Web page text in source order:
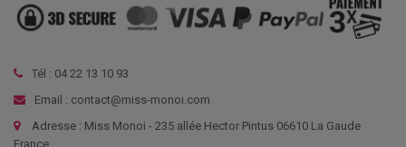
Tél : 04 22 13 10 93
Email : contact@miss-monoi.com
Adresse : Miss Monoi - 235 allée Hector Pintus 06610 La Gaude
France